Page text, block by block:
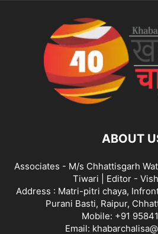
ABOUT
Associates - M/s Chhattisgarh
Tiwari | Editor -
Address : Matri-pitri chaya,
Purani Basti, Raipur,
Mobile: +91
Email: